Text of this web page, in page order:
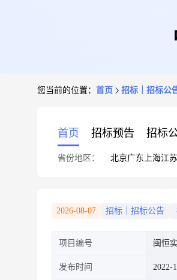
您当前的位置： 首页 招标｜招标公
首页 招标预告 招标
省份地区： 北京广东 上海江苏
2026-08-07 招标｜招标公告
项目编号 闽恒
发布时间 2022-